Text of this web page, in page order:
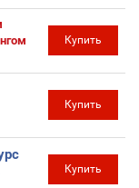
Купить
Купить
Купить